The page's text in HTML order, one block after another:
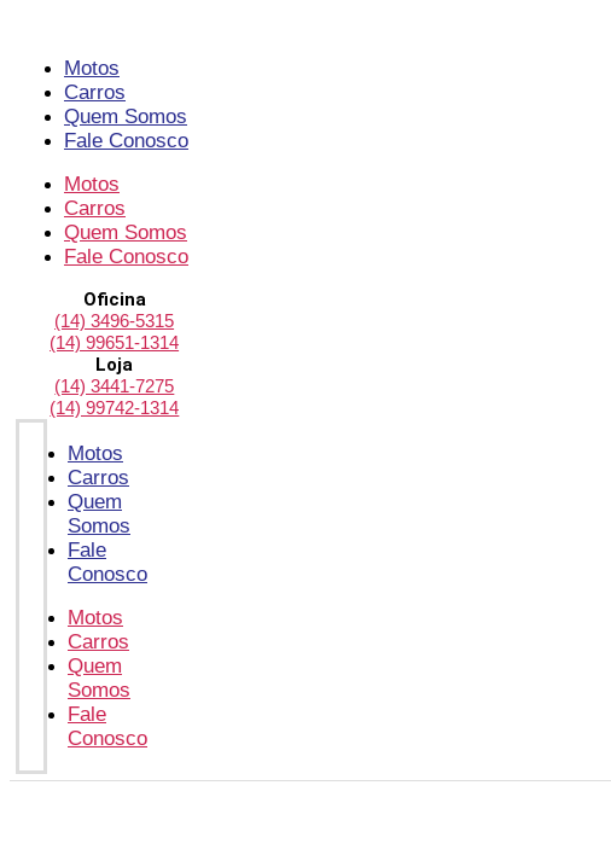
conteúdo
Motos
Carros
Quem Somos
Fale Conosco
Motos
Carros
Quem Somos
Fale Conosco
Oficina
(14) 3496-5315
(14) 99651-1314
Loja
(14) 3441-7275
(14) 99742-1314
Motos
Carros
Quem
Somos
Fale
Conosco
Motos
Carros
Quem
Somos
Fale
Conosco